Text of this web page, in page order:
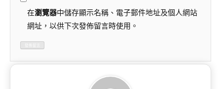
在瀏覽器中儲存顯示名稱、電子郵件地址及個人網站
網址，以供下次發佈留言時使用。